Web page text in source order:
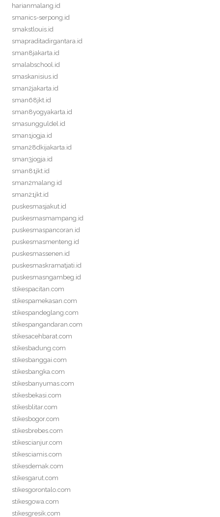
harianmalang.id
smanics-serpong.id
smakstlouis.id
smapraditadirgantara.id
sman8jakarta.id
smalabschool.id
smaskanisius.id
sman2jakarta.id
sman68jkt.id
sman8yogyakarta.id
smasungguldel.id
sman1jogja.id
sman28dkijakarta.id
sman3jogja.id
sman81jkt.id
sman2malang.id
sman21jkt.id
puskesmasjakut.id
puskesmasmampang.id
puskesmaspancoran.id
puskesmasmenteng.id
puskesmassenen.id
puskesmaskramatjati.id
puskesmasngambeg.id
stikespacitan.com
stikespamekasan.com
stikespandeglang.com
stikespangandaran.com
stikesacehbarat.com
stikesbadung.com
stikesbanggai.com
stikesbangka.com
stikesbanyumas.com
stikesbekasi.com
stikesblitar.com
stikesbogor.com
stikesbrebes.com
stikescianjur.com
stikesciamis.com
stikesdemak.com
stikesgarut.com
stikesgorontalo.com
stikesgowa.com
stikesgresik.com